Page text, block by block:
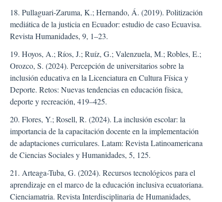
18. Pullaguari-Zaruma, K.; Hernando, Á. (2019). Politización
mediática de la justicia en Ecuador: estudio de caso Ecuavisa.
Revista Humanidades, 9, 1–23.
19. Hoyos, A.; Ríos, J.; Ruíz, G.; Valenzuela, M.; Robles, E.;
Orozco, S. (2024). Percepción de universitarios sobre la
inclusión educativa en la Licenciatura en Cultura Física y
Deporte. Retos: Nuevas tendencias en educación física,
deporte y recreación, 419–425.
20. Flores, Y.; Rosell, R. (2024). La inclusión escolar: la
importancia de la capacitación docente en la implementación
de adaptaciones curriculares. Latam: Revista Latinoamericana
de Ciencias Sociales y Humanidades, 5, 125.
21. Arteaga-Tuba, G. (2024). Recursos tecnológicos para el
aprendizaje en el marco de la educación inclusiva ecuatoriana.
Cienciamatria. Revista Interdisciplinaria de Humanidades,